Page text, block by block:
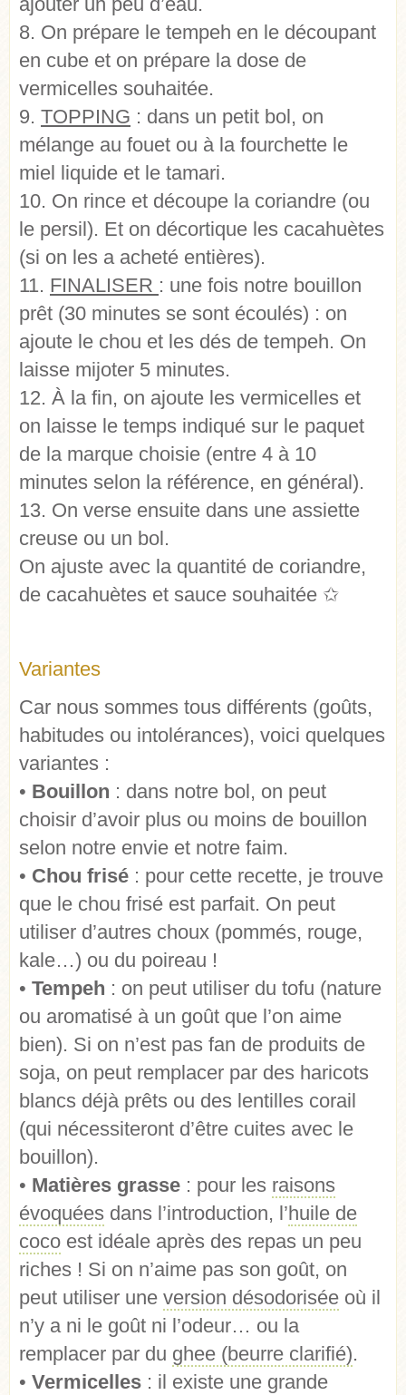
8. On prépare le tempeh en le découpant
en cube et on prépare la dose de
vermicelles souhaitée.
9. TOPPING : dans un petit bol, on
mélange au fouet ou à la fourchette le
miel liquide et le tamari.
10. On rince et découpe la coriandre (ou
le persil). Et on décortique les cacahuètes
(si on les a acheté entières).
11. FINALISER : une fois notre bouillon
prêt (30 minutes se sont écoulés) : on
ajoute le chou et les dés de tempeh. On
laisse mijoter 5 minutes.
12. À la fin, on ajoute les vermicelles et
on laisse le temps indiqué sur le paquet
de la marque choisie (entre 4 à 10
minutes selon la référence, en général).
13. On verse ensuite dans une assiette
creuse ou un bol.
On ajuste avec la quantité de coriandre,
de cacahuètes et sauce souhaitée ✩
Variantes
Car nous sommes tous différents (goûts,
habitudes ou intolérances), voici quelques
variantes :
• Bouillon : dans notre bol, on peut
choisir d’avoir plus ou moins de bouillon
selon notre envie et notre faim.
• Chou frisé : pour cette recette, je trouve
que le chou frisé est parfait. On peut
utiliser d’autres choux (pommés, rouge,
kale…) ou du poireau !
• Tempeh : on peut utiliser du tofu (nature
ou aromatisé à un goût que l’on aime
bien). Si on n’est pas fan de produits de
soja, on peut remplacer par des haricots
blancs déjà prêts ou des lentilles corail
(qui nécessiteront d’être cuites avec le
bouillon).
• Matières grasse : pour les raisons
évoquées dans l’introduction, l’huile de
coco est idéale après des repas un peu
riches ! Si on n’aime pas son goût, on
peut utiliser une version désodorisée où il
n’y a ni le goût ni l’odeur… ou la
remplacer par du ghee (beurre clarifié).
• Vermicelles : il existe une grande